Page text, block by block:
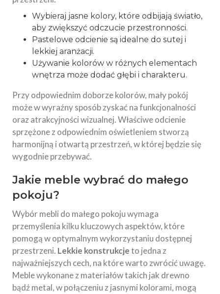
Wybieraj jasne kolory, które odbijają światło,
aby zwiększyć odczucie przestronności.
Pastelowe odcienie są idealne do sutej i
lekkiej aranżacji.
Używanie kolorów w różnych elementach
wnętrza może dodać głębi i charakteru.
Przy odpowiednim doborze kolorów, mały pokój
może w wyraźny sposób zyskać na funkcjonalności
oraz atrakcyjności wizualnej. Właściwe odcienie
sprzężone z odpowiednim oświetleniem stworzą
harmonijną i otwartą przestrzeń, w której będzie się
wygodnie przebywać.
Jakie meble wybrać do małego
pokoju?
Wybór mebli do małego pokoju wymaga
przemyślenia kilku kluczowych aspektów, które
pomogą w optymalnym wykorzystaniu dostępnej
przestrzeni. Lekkie konstrukcjeto jedna z
najważniejszych cech, na które warto zwrócić uwagę.
Meble wykonane z materiałów takich jak drewno
bądź metal, w połączeniu z jasnymi kolorami, mogą